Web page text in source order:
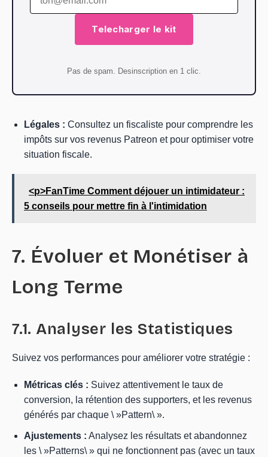
Telecharger le kit
Pas de spam. Desinscription en 1 clic.
Légales : Consultez un fiscaliste pour comprendre les
impôts sur vos revenus Patreon et pour optimiser votre
situation fiscale.
<p>FanTime Comment déjouer un intimidateur :
5 conseils pour mettre fin à l'intimidation
7. Évoluer et Monétiser à
Long Terme
7.1. Analyser les Statistiques
Suivez vos performances pour améliorer votre stratégie :
Métricas clés : Suivez attentivement le taux de
conversion, la rétention des supporters, et les revenus
générés par chaque \ »Pattern\ ».
Ajustements : Analysez les résultats et abandonnez
les \ »Patterns\ » qui ne fonctionnent pas (avec un taux